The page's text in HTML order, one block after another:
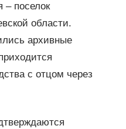
– поселок
области.
архивные
с отцом через